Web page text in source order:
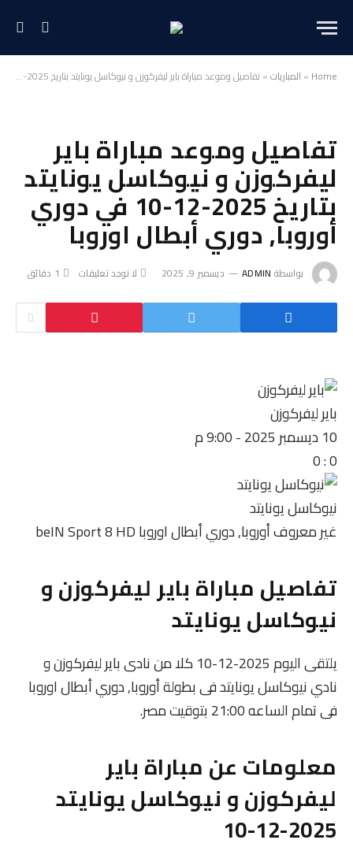
Home
» المباريات»تفاصيل وموعد مباراة باير ليفركوزن و نيوكاسل يونايتد بتاريخ 2025-12-10 في دوري أوروبا, دوري أبطال اوروبا
تفاصيل وموعد مباراة باير
ليفركوزن و نيوكاسل يونايتد
بتاريخ 2025-12-10 في دوري
أوروبا, دوري أبطال اوروبا
بواسطة ADMIN ديسمبر 9, 2025 لا توجد تعليقات 1 دقائق
باير ليفركوزن
10 ديسمبر 2025
-9:00 م
0
:
0
نيوكاسل يونايتد
غير معروفأوروبا, دوري أبطال اوروباbeIN Sport 8 HD
تفاصيل مباراة باير ليفركوزن و
نيوكاسل يونايتد
يلتقى اليوم 2025-12-10 كلا من نادى باير ليفركوزن و
نادي نيوكاسل يونايتد فى بطولة أوروبا, دوري أبطال اوروبا
فى تمام الساعه 21:00 بتوقيت مصر.
معلومات عن مباراة باير
ليفركوزن و نيوكاسل يونايتد
2025-12-10